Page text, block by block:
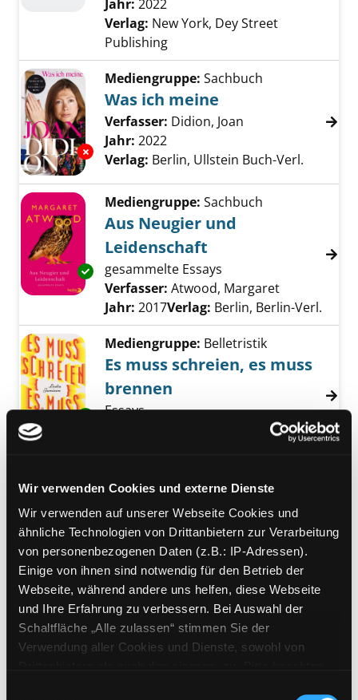
Wir verwenden Cookies und externe Dienste
Wir verwenden auf unserer Webseite Cookies und
ähnliche Technologien von Drittanbietern zur Verarbeitung
von personenbezogenen Daten (z.B.: IP-Adressen).
Einige von ihnen sind notwendig für den Betrieb der
Webseite, während andere uns helfen, diese Webseite
und Ihre Erfahrung zu verbessern. Bei Auswahl der
Schaltfläche „Alle zulassen“ stimmen Sie der
Verwendung aller Cookies und Dienste, sowohl von
Suche nach diesem Verfasser
Jahr: 2022
Verlag: New York, Dey Street
Publishing
Exemplar-Details von Was ich meine
Mediengruppe: Sachbuch
Was ich meine
Verfasser: Didion, Joan Suche nach
Jahr: 2022
Verlag: Berlin, Ullstein Buch-Verl.
Exemplar-Details von Aus Neugier und
Mediengruppe: Sachbuch
Aus Neugier und
Leidenschaft
gesammelte Essays
Verfasser: Atwood, Margaret
Jahr: 2017Verlag: Berlin, Berlin-Verl.
Exemplar-Details von Es muss schreien, es
Mediengruppe: Belletristik
Es muss schreien, es muss
brennen
Essays
Suche nach
München, Hanser
Exemplar-Details von Die neue
Mediengruppe:Belletristik
Die neue (Ab)Normalität
unser verrücktes Leben in der
pandemischen Gesellschaft
Verfasser:Misik, RobertSuche nach
Jahr:2021 Verlag:Wien, Picus-Verl.
Mediengruppe: Sachbuch
Gedankenspiele über die